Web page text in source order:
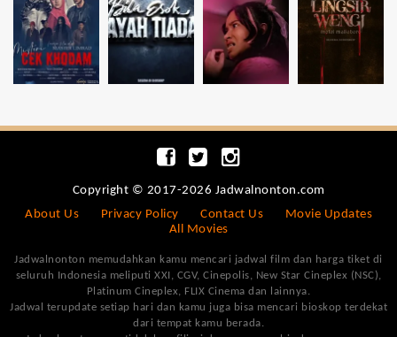
Copyright © 2017-2026 Jadwalnonton.com
About Us
Privacy Policy Contact Us
Movie Updates
All Movies
Jadwalnonton memudahkan kamu mencari jadwal film dan harga tiket di
seluruh Indonesia meliputi XXI, CGV, Cinepolis, New Star Cineplex (NSC),
Platinum Cineplex, FLIX Cinema dan lainnya.
Jadwal terupdate setiap hari dan kamu juga bisa mencari bioskop terdekat
dari tempat kamu berada.